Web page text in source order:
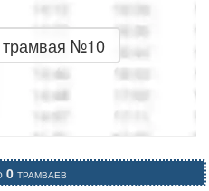
трамвая №10
0трамваев